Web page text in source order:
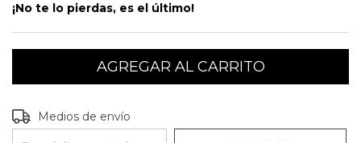
¡No te lo pierdas, es el último!
Entregas para el CP:
Medios de envío